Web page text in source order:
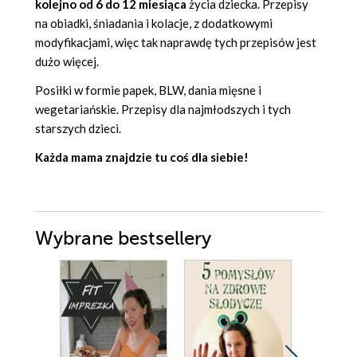
kolejno od 6 do 12 miesiąca życia dziecka. Przepisy
na obiadki, śniadania i kolacje, z dodatkowymi
modyfikacjami, więc tak naprawdę tych przepisów jest
dużo więcej.
Posiłki w formie papek, BLW, dania mięsne i
wegetariańskie. Przepisy dla najmłodszych i tych
starszych dzieci.
Każda mama znajdzie tu coś dla siebie!
Wybrane bestsellery